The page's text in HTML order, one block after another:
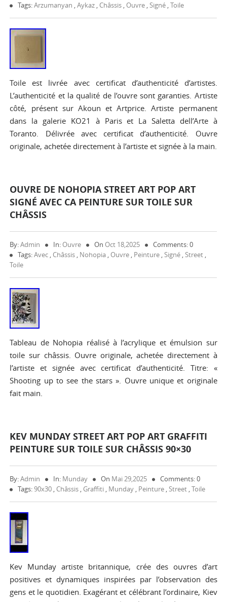
Tags:Arzumanyan ,Aykaz , Châssis , Ouvre ,Signé ,Toile
Toile est livrée avec certificat d’authenticité d’artistes.
L’authenticité et la qualité de l’ouvre sont garanties. Artiste
côté, présent sur Akoun et Artprice. Artiste permanent
dans la galerie KO21 à Paris et La Saletta dell’Arte à
Toranto. Délivrée avec certificat d’authenticité. Ouvre
originale, achetée directement à l’artiste et signée à la main.
OUVRE DE NOHOPIA STREET ART POP ART
SIGNÉ AVEC CA PEINTURE SUR TOILE SUR
CHÂSSIS
By:Admin In: Ouvre On Oct 18,2025
Comments: 0
Tags:Avec , Châssis , Nohopia , Ouvre , Peinture ,Signé ,Street ,
Toile
Tableau de Nohopia réalisé à l’acrylique et émulsion sur
toile sur châssis. Ouvre originale, achetée directement à
l’artiste et signée avec certificat d’authenticité. Titre: «
Shooting up to see the stars ». Ouvre unique et originale
fait main.
KEV MUNDAY STREET ART POP ART GRAFFITI
PEINTURE SUR TOILE SUR CHÂSSIS 90×30
By:Admin In: Munday On Mai 29,2025
Comments: 0
Tags:90x30 , Châssis , Graffiti , Munday , Peinture ,Street ,Toile
Kev Munday artiste britannique, crée des ouvres d’art
positives et dynamiques inspirées par l’observation des
gens et le quotidien. Exagérant et célébrant l’ordinaire, Kiev